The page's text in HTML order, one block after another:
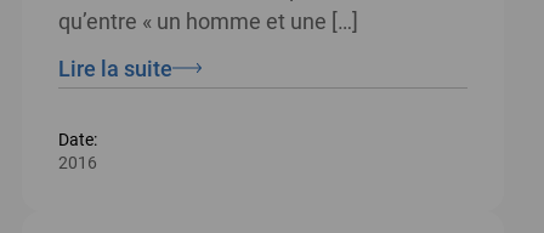
qu’entre « un homme et une […]
Lire la suite
Date:
2016